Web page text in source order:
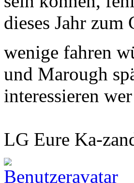
dieses Jahr
wenige fahren
und Marough
interessieren
LG Eure Ka-